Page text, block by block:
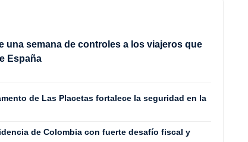
una semana de controles a los viajeros que
España
de Las Placetas fortalece la seguridad en la
de Colombia con fuerte desafío fiscal y